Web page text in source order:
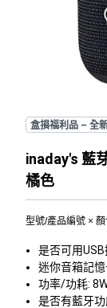
盒損福利品 – 全
inaday's 藍
橘色
型號/產品編號 ×
是否可用
迷你音箱記
功率/功耗:
是否有藍牙